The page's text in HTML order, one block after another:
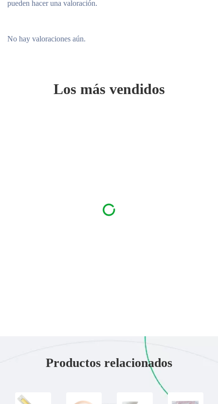
No hay valoraciones aún.
pueden hacer una valoración.
Los más vendidos
Productos relacionados